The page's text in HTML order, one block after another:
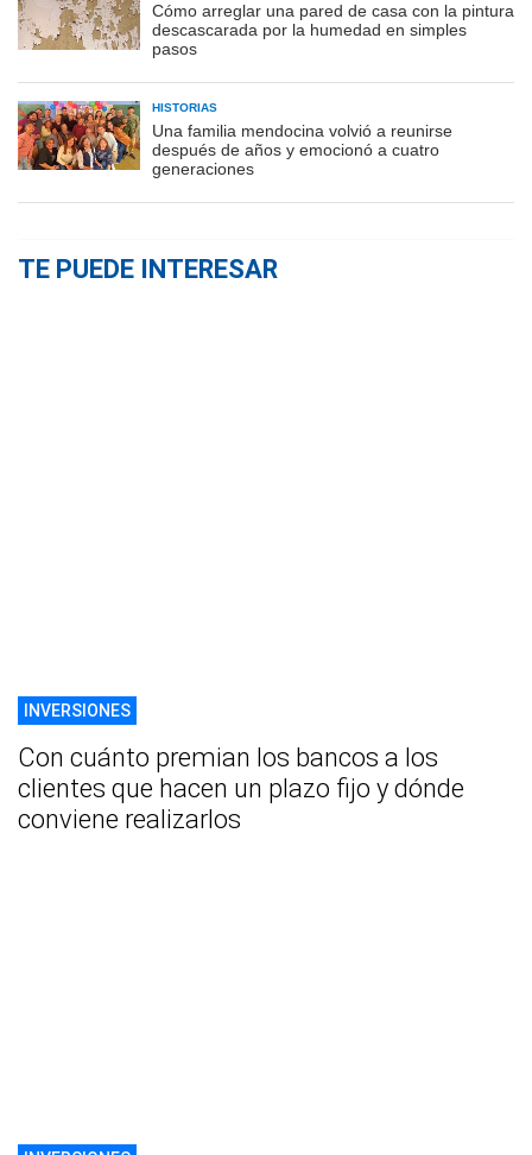
Cómo arreglar una pared de casa con la pintura
descascarada por la humedad en simples
pasos
HISTORIAS
Una familia mendocina volvió a reunirse
después de años y emocionó a cuatro
generaciones
TE PUEDE INTERESAR
INVERSIONES
Con cuánto premian los bancos a los
clientes que hacen un plazo fijo y dónde
conviene realizarlos